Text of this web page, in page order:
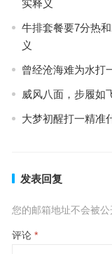
实释义
牛排套餐要7分热
义
曾经沧海难为水打
威风八面，步履如
大梦初醒打一精准
发表回复
您的邮箱地址不会被公
评论 *